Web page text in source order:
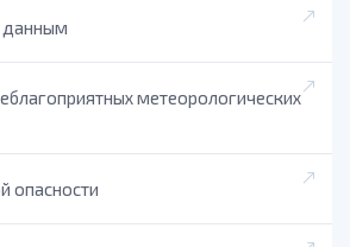
данным
метеорологических
опасности